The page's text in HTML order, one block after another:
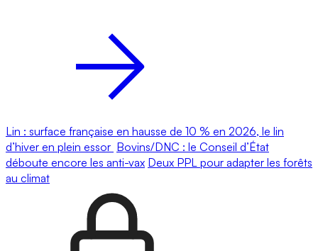
Lin : surface française en hausse de 10 % en 2026, le lin
d’hiver en plein essor Bovins/DNC : le Conseil d’État
déboute encore les anti-vax Deux PPL pour adapter les forêts
au climat